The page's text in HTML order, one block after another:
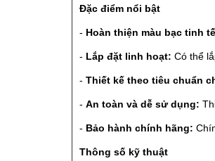
Đặc điểm nổi bật
- Hoàn thiện màu bạc tinh
- Lắp đặt linh hoạt: Có thể
- Thiết kế theo tiêu chuẩn
- An toàn và dễ sử dụng:
- Bảo hành chính hãng:
Thông số kỹ thuật